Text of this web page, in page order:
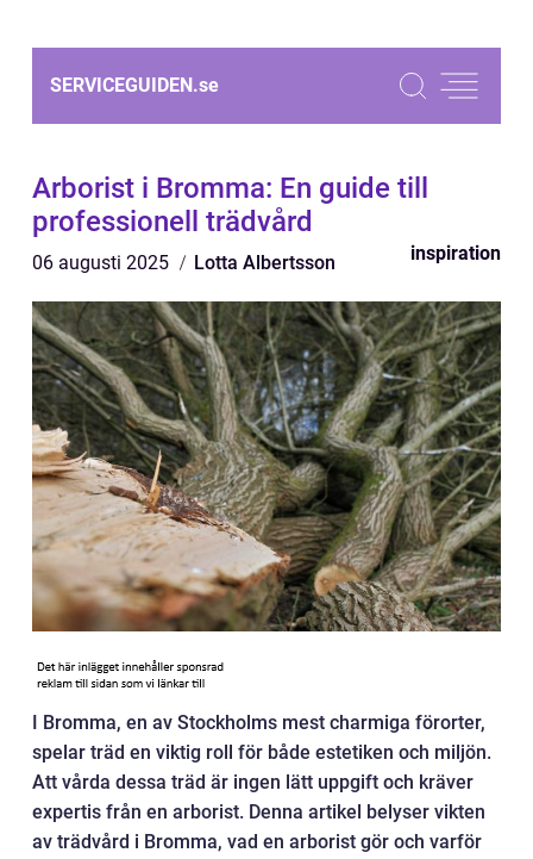
SERVICEGUIDEN.se
Arborist i Bromma: En guide till
professionell trädvård
06 augusti 2025 Lotta Albertsson inspiration
I Bromma, en av Stockholms mest charmiga förorter,
spelar träd en viktig roll för både estetiken och miljön.
Att vårda dessa träd är ingen lätt uppgift och kräver
expertis från en arborist. Denna artikel belyser vikten
av trädvård i Bromma, vad en arborist gör och varför